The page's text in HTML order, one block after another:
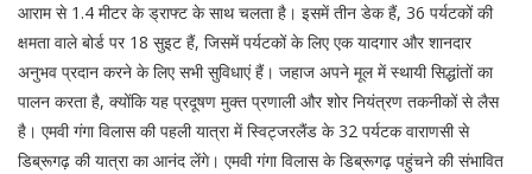
आराम से 1.4 मीटर के ड्राफ्ट के साथ चलता है। इसमें तीन डेक हैं, 36 पर्यटकों की
क्षमता वाले बोर्ड पर 18 सुइट हैं, जिसमें पर्यटकों के लिए एक यादगार और शानदार
अनुभव प्रदान करने के लिए सभी सुविधाएं हैं। जहाज अपने मूल में स्थायी सिद्धांतों का
पालन करता है, क्योंकि यह प्रदूषण मुक्त प्रणाली और शोर नियंत्रण तकनीकों से लैस
है। एमवी गंगा विलास की पहली यात्रा में स्विट्जरलैंड के 32 पर्यटक वाराणसी से
डिब्रूगढ़ की यात्रा का आनंद लेंगे। एमवी गंगा विलास के डिब्रूगढ़ पहुंचने की संभावित